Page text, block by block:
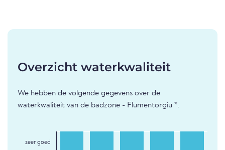
Overzicht waterkwaliteit
We hebben de volgende gegevens over de
waterkwaliteit van de badzone - Flumentorgiu *.
zeer goed